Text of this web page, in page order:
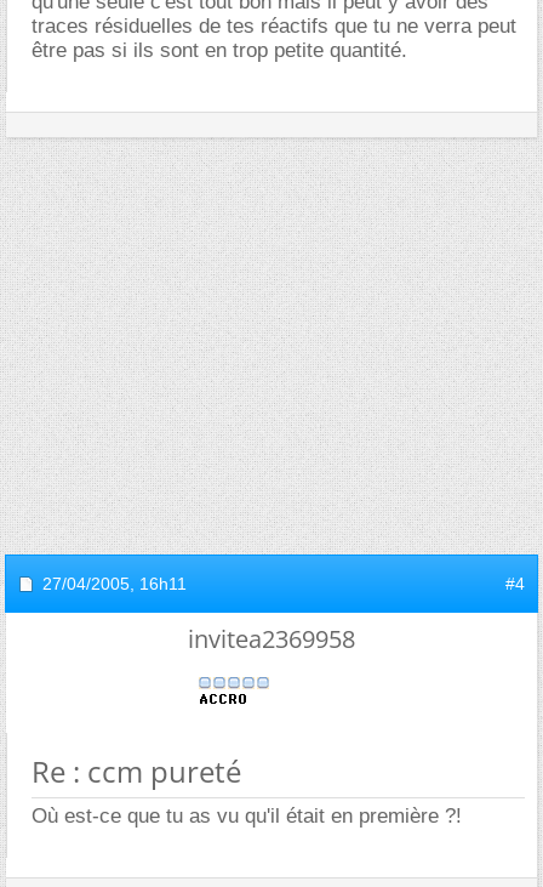
traces résiduelles de tes réactifs que tu ne verra peut
être pas si ils sont en trop petite quantité.
27/04/2005, 16h11 #4
invitea2369958
Re : ccm pureté
Où est-ce que tu as vu qu'il était en première ?!